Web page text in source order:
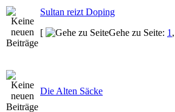
Sultan reizt Doping
[
Gehe zu Seite: 1 ,
Die Alten Säcke